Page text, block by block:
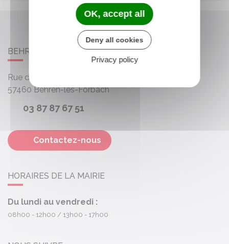
BEHREN-LÈS-FORBACH
Rue des Roses
57460 Behren-lès-Forbach
03 87 87 67 51
Contactez-nous
HORAIRES DE LA MAIRIE
Du lundi au vendredi :
08h00 - 12h00 13h00 - 17h00
OK, accept all
Deny all cookies
Privacy policy